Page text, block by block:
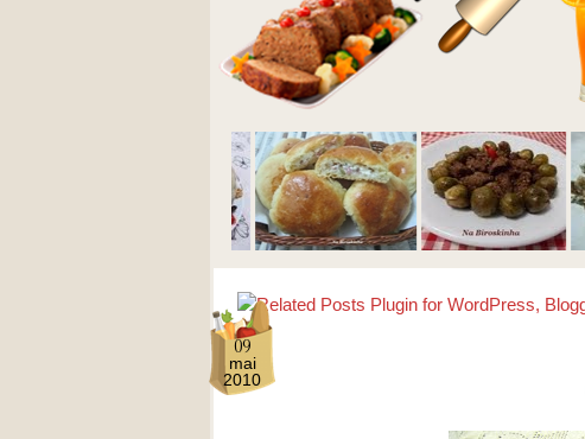
09
mai
2010